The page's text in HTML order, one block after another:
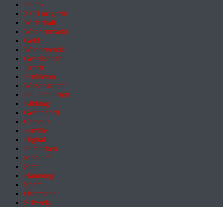
Politik
ZEITmagazin
Wirtschaft
Wochenmarkt
Geld
Wochenende
Gesellschaft
Arbeit
Feuilleton
Wissenschaft
Pol. Feuilleton
Bildung
Gesundheit
Campus
Familie
Digital
Entdecken
Mobilität
Sinn
Hamburg
Sport
Österreich
Schweiz